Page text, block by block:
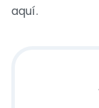
aquí.